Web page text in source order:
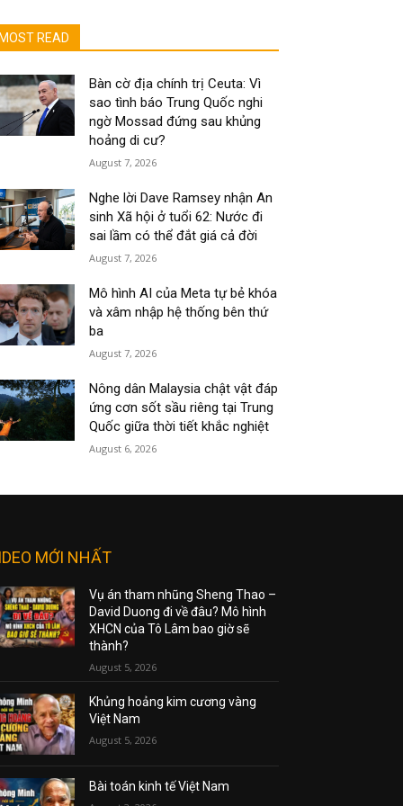
MOST READ
Bàn cờ địa chính trị Ceuta: Vì
sao tình báo Trung Quốc nghi
ngờ Mossad đứng sau khủng
hoảng di cư?
August 7, 2026
Nghe lời Dave Ramsey nhận An
sinh Xã hội ở tuổi 62: Nước đi
sai lầm có thể đắt giá cả đời
August 7, 2026
Mô hình AI của Meta tự bẻ khóa
và xâm nhập hệ thống bên thứ
ba
August 7, 2026
Nông dân Malaysia chật vật đáp
ứng cơn sốt sầu riêng tại Trung
Quốc giữa thời tiết khắc nghiệt
August 6, 2026
MỚI NHẤT
Vụ án tham nhũng Sheng Thao –
David Duong đi về đâu? Mô hình
XHCN của Tô Lâm bao giờ sẽ
thành?
August 5, 2026
Khủng hoảng kim cương vàng
Việt Nam
August 5, 2026
Bài toán kinh tế Việt Nam